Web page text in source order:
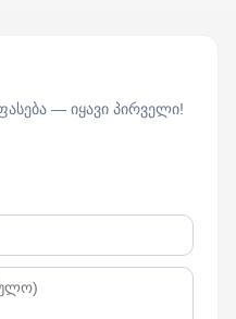
— იყავი პირველი!